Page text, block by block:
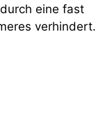
eine fast
verhindert.